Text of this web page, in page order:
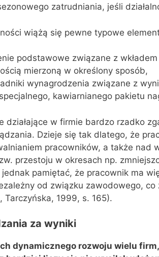
zatrudniania, jeśli
wiążą się pewne typowe
podstawowe związane z
mierzoną w określony sposób,
wynagrodzenia związane z
kawiarnianego pakietu
działające w firmie bardzo rzadko
Dzieje się tak dlatego, że
pracowników, a także nad
przestoju w okresach np.
pamiętać, że pracownik ma
od związku zawodowego, co
Tarczyńska, 1999, s. 165).
za wyniki
dynamicznego rozwoju wielu